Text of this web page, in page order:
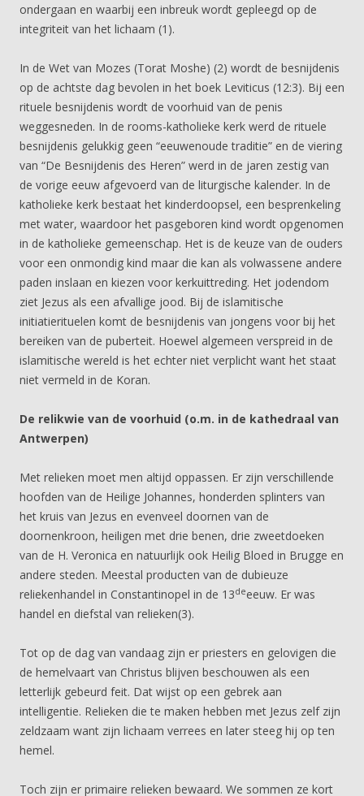
ondergaan en waarbij een inbreuk wordt gepleegd op de
integriteit van het lichaam (1).
In de Wet van Mozes (Torat Moshe) (2) wordt de besnijdenis
op de achtste dag bevolen in het boek Leviticus (12:3). Bij een
rituele besnijdenis wordt de voorhuid van de penis
weggesneden. In de rooms-katholieke kerk werd de rituele
besnijdenis gelukkig geen “eeuwenoude traditie” en de viering
van “De Besnijdenis des Heren” werd in de jaren zestig van
de vorige eeuw afgevoerd van de liturgische kalender. In de
katholieke kerk bestaat het kinderdoopsel, een besprenkeling
met water, waardoor het pasgeboren kind wordt opgenomen
in de katholieke gemeenschap. Het is de keuze van de ouders
voor een onmondig kind maar die kan als volwassene andere
paden inslaan en kiezen voor kerkuittreding. Het jodendom
ziet Jezus als een afvallige jood. Bij de islamitische
initiatierituelen komt de besnijdenis van jongens voor bij het
bereiken van de puberteit. Hoewel algemeen verspreid in de
islamitische wereld is het echter niet verplicht want het staat
niet vermeld in de Koran.
De relikwie van de voorhuid (o.m. in de kathedraal van
Antwerpen)
Met relieken moet men altijd oppassen. Er zijn verschillende
hoofden van de Heilige Johannes, honderden splinters van
het kruis van Jezus en evenveel doornen van de
doornenkroon, heiligen met drie benen, drie zweetdoeken
van de H. Veronica en natuurlijk ook Heilig Bloed in Brugge en
andere steden. Meestal producten van de dubieuze
reliekenhandel in Constantinopel in de 13deeeuw. Er was
handel en diefstal van relieken(3).
Tot op de dag van vandaag zijn er priesters en gelovigen die
de hemelvaart van Christus blijven beschouwen als een
letterlijk gebeurd feit. Dat wijst op een gebrek aan
intelligentie. Relieken die te maken hebben met Jezus zelf zijn
zeldzaam want zijn lichaam verrees en later steeg hij op ten
hemel.
Toch zijn er primaire relieken bewaard. We sommen ze kort